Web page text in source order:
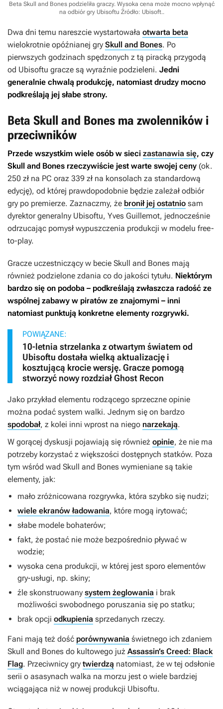
Beta Skull and Bones podzieliła graczy. Wysoka cena może mocno wpłynąć
na odbiór gry Ubisoftu Źródło: Ubisoft..
Dwa dni temu nareszcie wystartowała otwarta beta
wielokrotnie opóźnianej gry Skull and Bones. Po
pierwszych godzinach spędzonych z tą piracką przygodą
od Ubisoftu gracze są wyraźnie podzieleni. Jedni
generalnie chwalą produkcję, natomiast drudzy mocno
podkreślają jej słabe strony.
Beta Skull and Bones ma zwolenników i
przeciwników
Przede wszystkim wiele osób w sieci zastanawia się, czy
Skull and Bones rzeczywiście jest warte swojej ceny (ok.
250 zł na PC oraz 339 zł na konsolach za standardową
edycję), od której prawdopodobnie będzie zależał odbiór
gry po premierze. Zaznaczmy, że bronił jej ostatnio sam
dyrektor generalny Ubisoftu, Yves Guillemot, jednocześnie
odrzucając pomysł wypuszczenia produkcji w modelu free-
to-play.
Gracze uczestniczący w becie Skull and Bones mają
również podzielone zdania co do jakości tytułu. Niektórym
bardzo się on podoba – podkreślają zwłaszcza radość ze
wspólnej zabawy w piratów ze znajomymi – inni
natomiast punktują konkretne elementy rozgrywki.
POWIĄZANE:
10-letnia strzelanka z otwartym światem od
Ubisoftu dostała wielką aktualizację i
kosztującą krocie wersję. Gracze pomogą
stworzyć nowy rozdział Ghost Recon
Jako przykład elementu rodzącego sprzeczne opinie
można podać system walki. Jednym się on bardzo
spodobał, z kolei inni wprost na niego narzekają.
W gorącej dyskusji pojawiają się również opinie, że nie ma
potrzeby korzystać z większości dostępnych statków. Poza
tym wśród wad Skull and Bones wymieniane są takie
elementy, jak:
mało zróżnicowana rozgrywka, która szybko się nudzi;
wiele ekranów ładowania, które mogą irytować;
słabe modele bohaterów;
fakt, że postać nie może bezpośrednio pływać w
wodzie;
wysoka cena produkcji, w której jest sporo elementów
gry-usługi, np. skiny;
źle skonstruowany system żeglowania i brak
możliwości swobodnego poruszania się po statku;
brak opcji odkupienia sprzedanych rzeczy.
Fani mają też dość porównywania świetnego ich zdaniem
Skull and Bones do kultowego już Assassin’s Creed: Black
Flag. Przeciwnicy gry twierdzą natomiast, że w tej odsłonie
serii o asasynach walka na morzu jest o wiele bardziej
wciągająca niż w nowej produkcji Ubisoftu.